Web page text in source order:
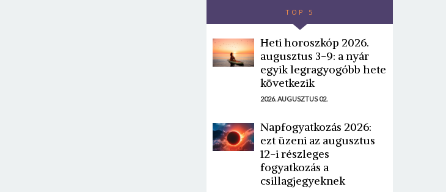
TOP 5
Heti horoszkóp 2026.
augusztus 3-9: a nyár
egyik legragyogóbb hete
következik
2026. AUGUSZTUS 02.
Napfogyatkozás 2026:
ezt üzeni az augusztus
12-i részleges
fogyatkozás a
csillagjegyeknek